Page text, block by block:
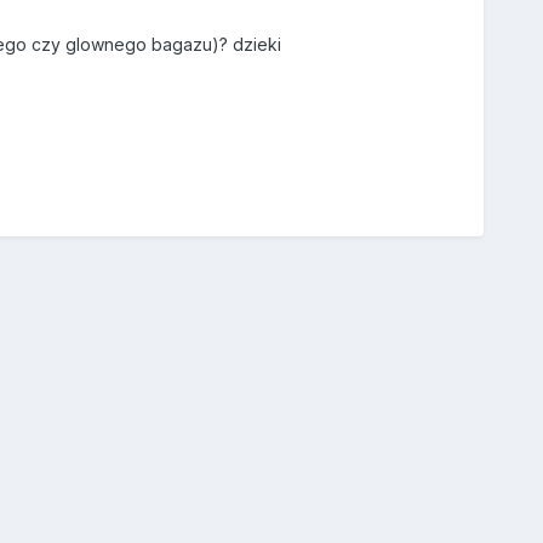
czy glownego bagazu)? dzieki